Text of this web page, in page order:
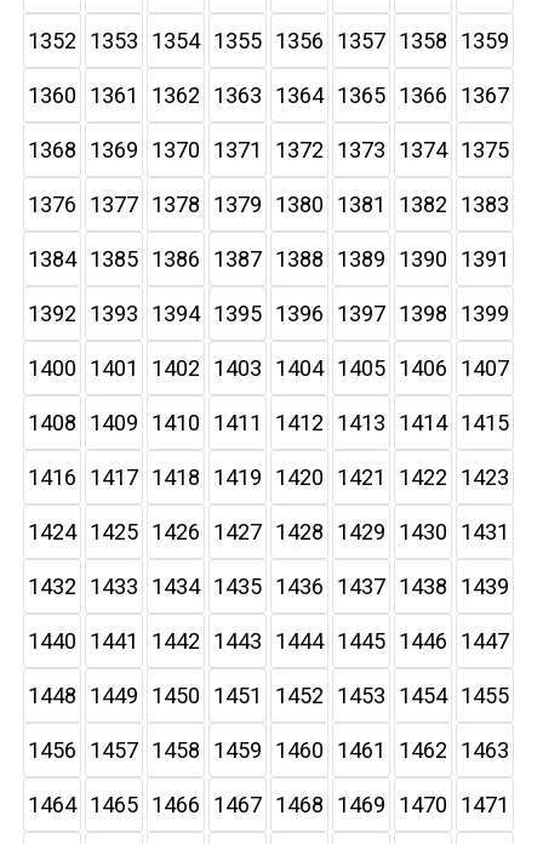
1352 1353 1354 1355 1356 1357 1358 1359
1360 1361 1362 1363 1364 1365 1366 1367
1368 1369 1370 1371 1372 1373 1374 1375
1376 1377 1378 1379 1380 1381 1382 1383
1384 1385 1386 1387 1388 1389 1390 1391
1392 1393 1394 1395 1396 1397 1398 1399
1400 1401 1402 1403 1404 1405 1406 1407
1408 1409 1410 1411 1412 1413 1414 1415
1416 1417 1418 1419 1420 1421 1422 1423
1424 1425 1426 1427 1428 1429 1430 1431
1432 1433 1434 1435 1436 1437 1438 1439
1440 1441 1442 1443 1444 1445 1446 1447
1448 1449 1450 1451 1452 1453 1454 1455
1456 1457 1458 1459 1460 1461 1462 1463
1464 1465 1466 1467 1468 1469 1470 1471